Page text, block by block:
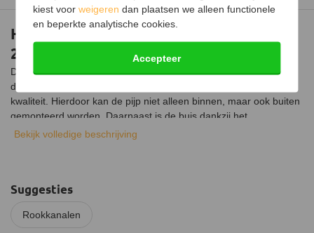
Holetherm enkelwandige pijp Ø350mm –
25cm
Deze Holetherm enkelwandige pijp van 25 cm lang heeft een
diameter van 350 mm. Vervaardigd uit roest vast staal met 316L
kwaliteit. Hierdoor kan de pijp niet alleen binnen, maar ook buiten
gemonteerd worden. Daarnaast is de buis dankzij het
hoogwaardige materiaal bestand tegen de hoge temperaturen
Installatie
De Holetherm 25 cm lange enkelwandige pijp van 350 mm
Bekijk volledige beschrijving
Suggesties
Rookkanalen
kiest voorweigeren dan plaatsen we alleen functionele
en beperkte analytische cookies.
Accepteer